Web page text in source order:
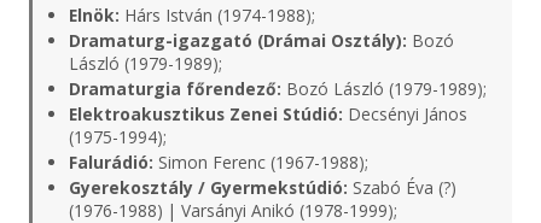
Elnök: Hárs István (1974-1988);
Dramaturg-igazgató (Drámai Osztály): Bozó
László (1979-1989);
Dramaturgia főrendező: Bozó László (1979-1989);
Elektroakusztikus Zenei Stúdió: Decsényi János
(1975-1994);
Falurádió: Simon Ferenc (1967-1988);
Gyerekosztály / Gyermekstúdió: Szabó Éva (?)
(1976-1988) | Varsányi Anikó (1978-1999);